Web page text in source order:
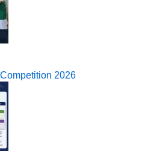
2026